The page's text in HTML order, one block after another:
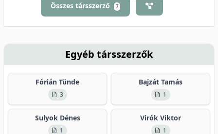
Összes társszerző 7
Egyéb társszerzők
Fórián Tünde
3
Bajzát Tamás
1
Sulyok Dénes
1
Virók Viktor
1